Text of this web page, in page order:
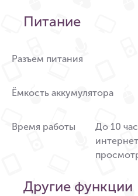
Питание
Разъем питания
Ёмкость аккумулятора
Время работы
До 10
Другие функции